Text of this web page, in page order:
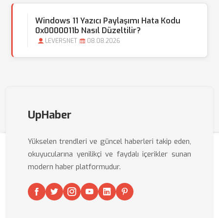
Windows 11 Yazıcı Paylaşımı Hata Kodu
0x0000011b Nasıl Düzeltilir?
LEVERSNET 08.08.2026
UpHaber
Yükselen trendleri ve güncel haberleri takip eden,
okuyucularına yenilikçi ve faydalı içerikler sunan
modern haber platformudur.